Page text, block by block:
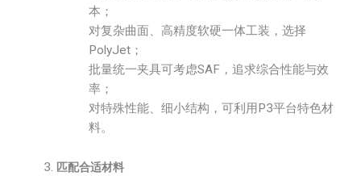
本；
对复杂曲面、高精度软硬一体工装，选择
PolyJet；
批量统一夹具可考虑SAF，追求综合性能与效
率；
对特殊性能、细小结构，可利用P3平台特色材
料。
匹配合适材料